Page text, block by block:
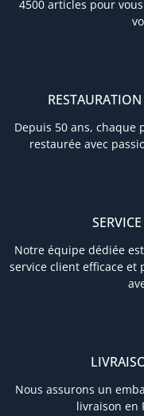
4500 articles pour
Depuis 50 ans,
restaurée avec
Notre équipe dédiée
service client efficace et
Nous assurons un
livraison en